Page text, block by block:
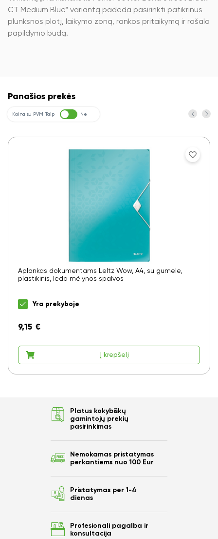
CT Medium Blue“ variantą padeda pasirinkti patikrinus
plunksnos plotį, laikymo zoną, rankos pritaikymą ir rašalo
papildymo būdą.
Panašios prekės
Kaina su PVM Taip Ne
Aplankas dokumentams LeItz Wow, A4, su gumele,
plastikinis, ledo mėlynos spalvos
Yra prekyboje
9,15 €
Į krepšelį
Platus kokybiškų
gamintojų prekių
pasirinkimas
Nemokamas pristatymas
perkantiems nuo 100 Eur
Pristatymas per 1-4
dienas
Profesionali pagalba ir
konsultacija